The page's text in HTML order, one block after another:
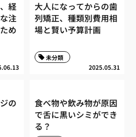
経
注
め
大人になってからの歯
列矯正、種類別費用相
場と賢い予算計画
2025.05.31
未分類
の
食べ物や飲み物が原因
で舌に黒いシミができ
る？